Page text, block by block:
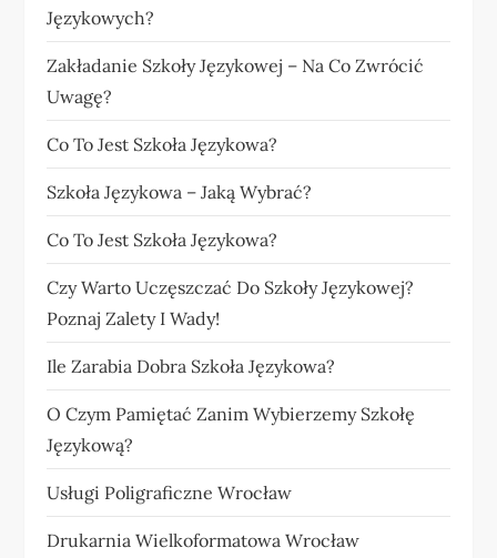
Językowych?
Zakładanie Szkoły Językowej – Na Co Zwrócić
Uwagę?
Co To Jest Szkoła Językowa?
Szkoła Językowa – Jaką Wybrać?
Co To Jest Szkoła Językowa?
Czy Warto Uczęszczać Do Szkoły Językowej?
Poznaj Zalety I Wady!
Ile Zarabia Dobra Szkoła Językowa?
O Czym Pamiętać Zanim Wybierzemy Szkołę
Językową?
Usługi Poligraficzne Wrocław
Drukarnia Wielkoformatowa Wrocław